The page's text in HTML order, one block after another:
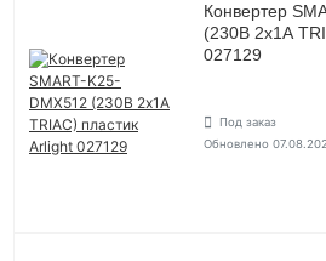
Конвертер
(230В 2х1А
027129
Под заказ
Обновлено